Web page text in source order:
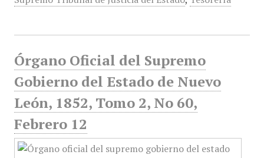
Órgano Oficial del Supremo
Gobierno del Estado de Nuevo
León, 1852, Tomo 2, No 60,
Febrero 12